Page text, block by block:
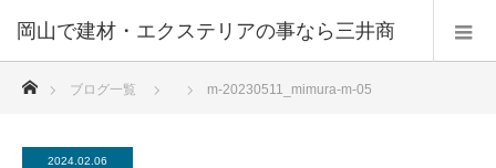
ブログ一覧 m-20230511_mimura-m-05
2024.02.06